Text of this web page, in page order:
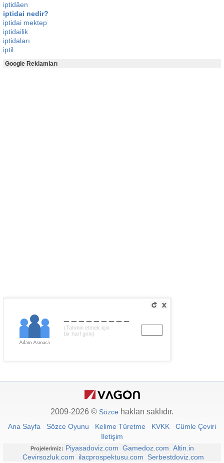
iptidâen
iptidai nedir?
iptidai mektep
iptidailik
iptidaları
iptil
Google Reklamları
(Tahmin etmek için
bir harf girin)
2009-2026 © Sözce hakları saklıdır.
Ana Sayfa Sözce Oyunu Kelime Türetme KVKK
Cümle Çeviri
İletişim
Projelerimiz: Piyasadoviz.com Gamedoz.com Altin.in
Cevirsozluk.com
ilacprospektusu.com Serbestdoviz.com